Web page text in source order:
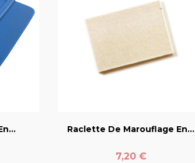
Raclette De Marouflage En...
Prix
7,20 €